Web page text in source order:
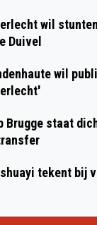
wil
Duivel
wil
Brugge staat
tekent bij